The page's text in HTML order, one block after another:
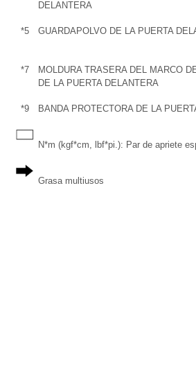
DELANTERA
*5 GUARDAPOLVO DE LA PUERTA
*7
MOLDURA TRASERA DEL MARCO
DE LA PUERTA DELANTERA
*9 BANDA PROTECTORA DE LA
N*m (kgf*cm, lbf*pi.): Par de apriete
Grasa multiusos